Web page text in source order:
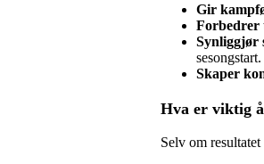
Gir
Forbedrer
Synliggjør
sesongstart.
Skaper
Hva er viktig
Selv om